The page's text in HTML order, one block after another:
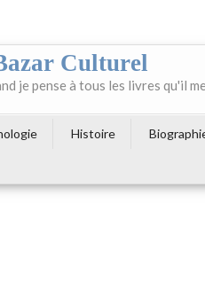
Culturel
je pense à tous les livres qu'il
Histoire